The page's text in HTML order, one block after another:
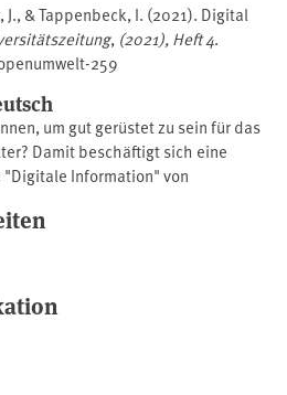
& Tappenbeck, I. (2021). Digital
, (2021), Heft 4.
259
um gut gerüstet zu sein für das
Damit beschäftigt sich eine
Information" von